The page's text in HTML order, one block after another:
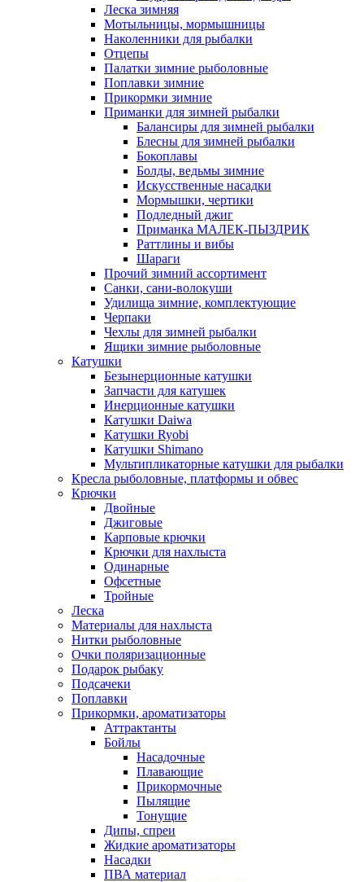
Леска зимняя
Мотыльницы, мормышницы
Наколенники для рыбалки
Отцепы
Палатки зимние рыболовные
Поплавки зимние
Прикормки зимние
Приманки для зимней рыбалки
Балансиры для зимней рыбалки
Блесны для зимней рыбалки
Бокоплавы
Болды, ведьмы зимние
Искусственные насадки
Мормышки, чертики
Подледный джиг
Приманка МАЛЕК-ПЫЗДРИК
Раттлины и вибы
Шараги
Прочий зимний ассортимент
Санки, сани-волокуши
Удилища зимние, комплектующие
Черпаки
Чехлы для зимней рыбалки
Ящики зимние рыболовные
Катушки
Безынерционные катушки
Запчасти для катушек
Инерционные катушки
Катушки Daiwa
Катушки Ryobi
Катушки Shimano
Мультипликаторные катушки для рыбалки
Кресла рыболовные, платформы и обвес
Крючки
Двойные
Джиговые
Карповые крючки
Крючки для нахлыста
Одинарные
Офсетные
Тройные
Леска
Материалы для нахлыста
Нитки рыболовные
Очки поляризационные
Подарок рыбаку
Подсачеки
Поплавки
Прикормки, ароматизаторы
Аттрактанты
Бойлы
Насадочные
Плавающие
Прикормочные
Пылящие
Тонущие
Дипы, спреи
Жидкие ароматизаторы
Насадки
ПВА материал